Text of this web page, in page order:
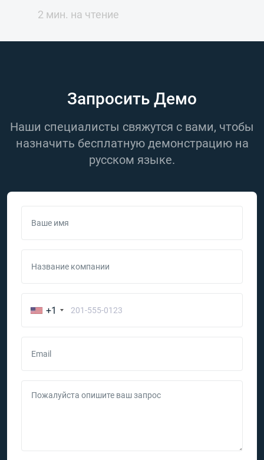
2 мин. на чтение
Запросить Демо
Наши специалисты свяжутся с вами, чтобы
назначить бесплатную демонстрацию на
русском языке.
Ваше имя
Название компании
+1
Email
Пожалуйста опишите ваш запрос